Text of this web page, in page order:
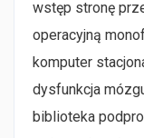
wstęp stronę
operacyjną
komputer
dysfunkcja
biblioteka